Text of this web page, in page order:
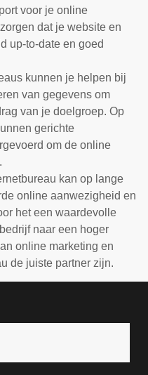
voor je online
dat je website en
up-to-date en goed
kunnen je helpen bij
van gegevens om
van je doelgroep. Op
gerichte
om de online
kan op lange
online aanwezigheid en
het een waardevolle
naar een hoger
online marketing en
de juiste partner zijn.